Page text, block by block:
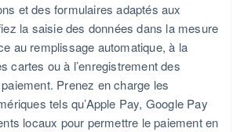
et des formulaires adaptés aux
la saisie des données dans la mesure
au remplissage automatique, à la
cartes ou à l’enregistrement des
Prenez en charge les
tels qu’Apple Pay, Google Pay
locaux pour permettre le paiement en